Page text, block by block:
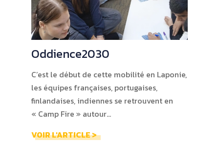
Oddience2030
C’est le début de cette mobilité en Laponie,
les équipes françaises, portugaises,
finlandaises, indiennes se retrouvent en
« Camp Fire » autour…
VOIR L'ARTICLE >